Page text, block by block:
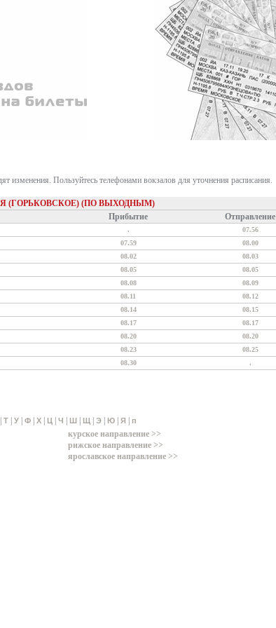
изменения. Пользуйтесь телефонами вокзалов для уточнения расписания.
(ГОРЬКОВСКОЕ) (ПО ВЫХОДНЫМ)
Прибытие Отправление
.
07.56
07.59
08.00
08.02
08.03
08.05
08.05
08.08
08.09
08.11
08.12
08.14
08.15
08.17
08.17
08.20
08.20
08.23
08.25
08.30 .
Т У Ф Х Ц Ч Ш Щ Э Ю Я п
курское направление >>
рижское направление >>
ярославское направление >>